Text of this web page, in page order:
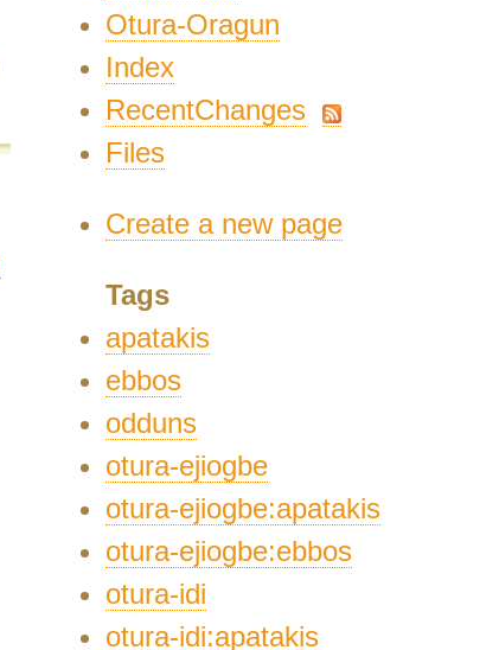
Otura-Oragun
Index
RecentChanges
Files
Create a new page
Tags
apatakis
ebbos
odduns
otura-ejiogbe
otura-ejiogbe:apatakis
otura-ejiogbe:ebbos
otura-idi
otura-idi:apatakis